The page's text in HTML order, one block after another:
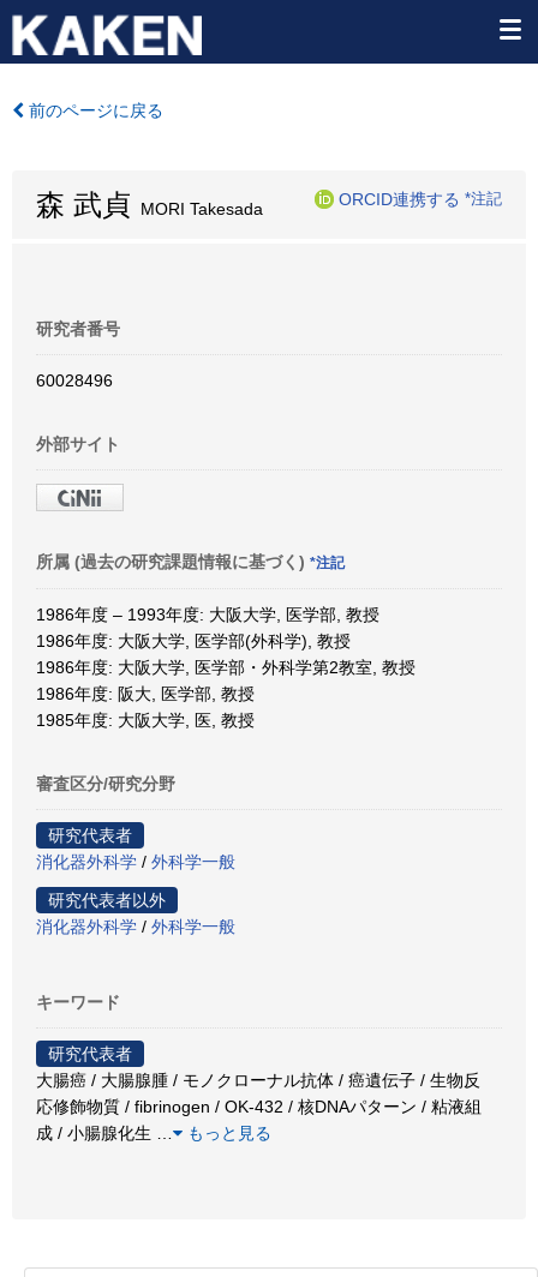
前のページに戻る
森 武貞 MORI Takesada
ORCID連携する *注記
研究者番号
60028496
外部サイト
所属 (過去の研究課題情報に基づく) *注記
1986年度 – 1993年度: 大阪大学, 医学部, 教授
1986年度: 大阪大学, 医学部(外科学), 教授
1986年度: 大阪大学, 医学部・外科学第2教室, 教授
1986年度: 阪大, 医学部, 教授
1985年度: 大阪大学, 医, 教授
審査区分/研究分野
研究代表者
消化器外科学 / 外科学一般
研究代表者以外
消化器外科学 / 外科学一般
キーワード
研究代表者
大腸癌 / 大腸腺腫 / モノクローナル抗体 / 癌遺伝子 / 生物反
応修飾物質 / fibrinogen / OK-432 / 核DNAパターン / 粘液組
成 / 小腸腺化生
もっと見る